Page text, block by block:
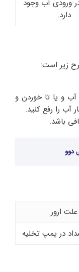
ورودی آب وجود
دارد.
آب و یا تا خوردن و
آب را رفع کنید.
باشد.
دوو
علت ارور
در پمپ تخلیه